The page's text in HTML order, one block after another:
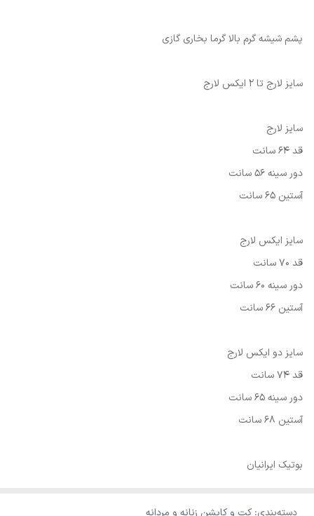
پشم شیشه گرم بالا گرما بخاری گازی
سایز لارج تا 2 ایکس لارج
سایز لارج
قد 64 سانت
دور سینه 56 سانت
آستین 65 سانت
سایز ایکس لارج
قد 70 سانت
دور سینه 60 سانت
آستین 66 سانت
سایز دو ایکس لارج
قد 74 سانت
دور سینه 65 سانت
آستین 68 سانت
بوتیک ایرانیان
دسته‌بندی: کت و کاپشن زنانه و مردانه